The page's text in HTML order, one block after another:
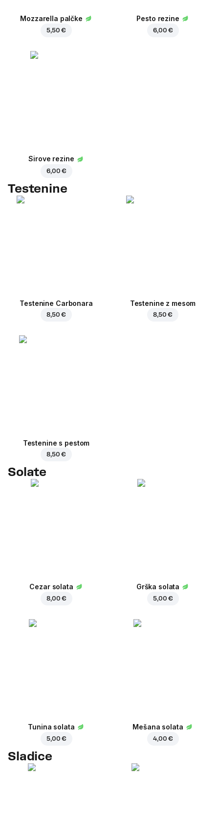
Mozzarella palčke
5,50 €
Pesto rezine
6,00 €
Sirove rezine
6,00 €
Testenine
Testenine Carbonara
8,50 €
Testenine z mesom
8,50 €
Testenine s pestom
8,50 €
Solate
Cezar solata
8,00 €
Grška solata
5,00 €
Tunina solata
5,00 €
Mešana solata
4,00 €
Sladice